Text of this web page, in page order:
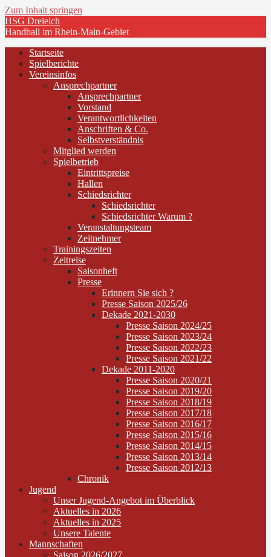
Zum Inhalt springen
HSG Dreieich
Handball im Rhein-Main-Gebiet
Startseite
Spielberichte
Vereinsinfos
Ansprechpartner
Ansprechpartner
Vorstand
Verantwortlichkeiten
Anschriften & Co.
Selbstverständnis
Mitglied werden
Spielbetrieb
Eintrittspreise
Hallen
Schiedsrichter
Schiedsrichter
Schiedsrichter Warum ?
Veranstaltungsteam
Zeitnehmer
Trainingszeiten
Zeitreise
Saisonheft
Presse
Erinnern Sie sich ?
Presse Saison 2025/26
Dekade 2021-2030
Presse Saison 2024/25
Presse Saison 2023/24
Presse Saison 2022/23
Presse Saison 2021/22
Dekade 2011-2020
Presse Saison 2020/21
Presse Saison 2019/20
Presse Saison 2018/19
Presse Saison 2017/18
Presse Saison 2016/17
Presse Saison 2015/16
Presse Saison 2014/15
Presse Saison 2013/14
Presse Saison 2012/13
Chronik
Jugend
Unser Jugend-Angebot im Überblick
Aktuelles in 2026
Aktuelles in 2025
Unsere Talente
Mannschaften
Saison 2026/2027